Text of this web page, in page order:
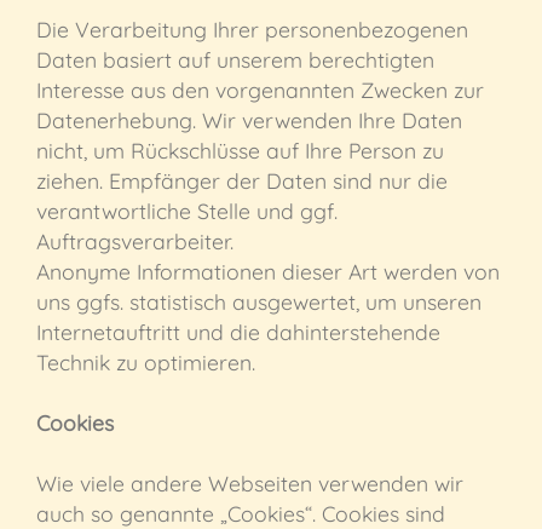
Die Verarbeitung Ihrer personenbezogenen
Daten basiert auf unserem berechtigten
Interesse aus den vorgenannten Zwecken zur
Datenerhebung. Wir verwenden Ihre Daten
nicht, um Rückschlüsse auf Ihre Person zu
ziehen. Empfänger der Daten sind nur die
verantwortliche Stelle und ggf.
Auftragsverarbeiter.
Anonyme Informationen dieser Art werden von
uns ggfs. statistisch ausgewertet, um unseren
Internetauftritt und die dahinterstehende
Technik zu optimieren.
Cookies
Wie viele andere Webseiten verwenden wir
auch so genannte „Cookies“. Cookies sind